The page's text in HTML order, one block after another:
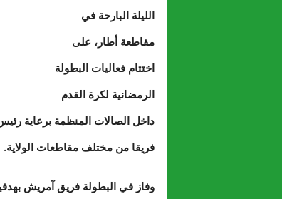
الليلة البارحة في
مقاطعة أطار، على
اختتام فعاليات البطولة
الرمضانية لكرة القدم
فريقا من مختلف مقاطعات الولاية.
وفاز في البطولة فريق آمريش